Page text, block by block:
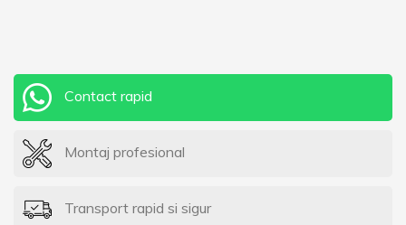
Contact rapid
Montaj profesional
Transport rapid si sigur